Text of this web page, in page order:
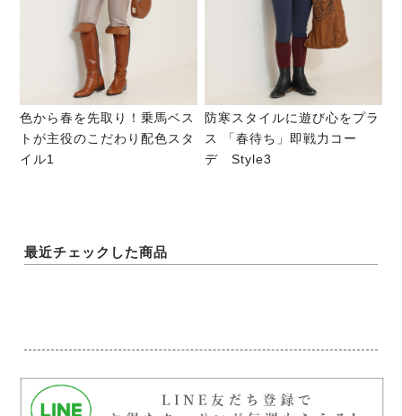
色から春を先取り！乗馬ベス
トが主役のこだわり配色スタ
イル1
防寒スタイルに遊び心をプラ
ス 「春待ち」即戦力コー
デ Style3
最近チェックした商品